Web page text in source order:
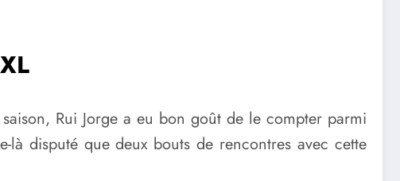
Rui Jorge a eu bon goût de le compter parmi
là disputé que deux bouts de rencontres avec cette